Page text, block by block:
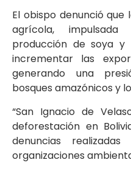
El obispo denunció
agrícola,
producción de soya
incrementar las
generando una
bosques amazónicos y
“San Ignacio de
deforestación en
denuncias
organizaciones